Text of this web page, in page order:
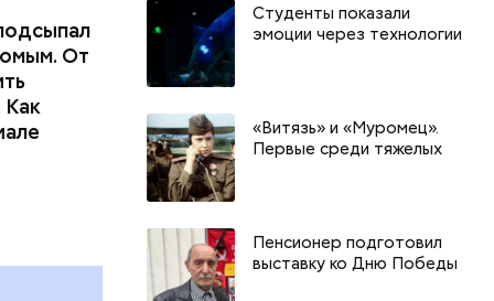
День тульского пряника и
День сидения на
подоконниках: какие
праздники отмечают в России
и мире 2 августа
праздники
От
Студенты показали
эмоции через технологии
«Витязь» и «Муромец».
Первые среди тяжелых
Пенсионер подготовил
выставку ко Дню Победы